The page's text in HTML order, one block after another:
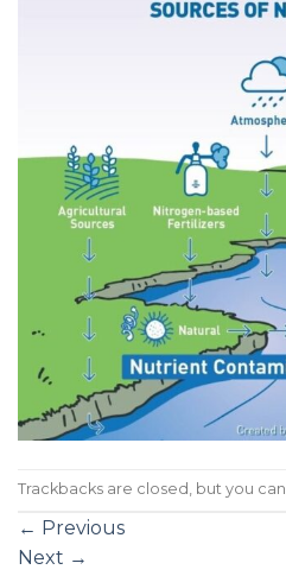
Trackbacks are closed, but you can
← Previous
Next →